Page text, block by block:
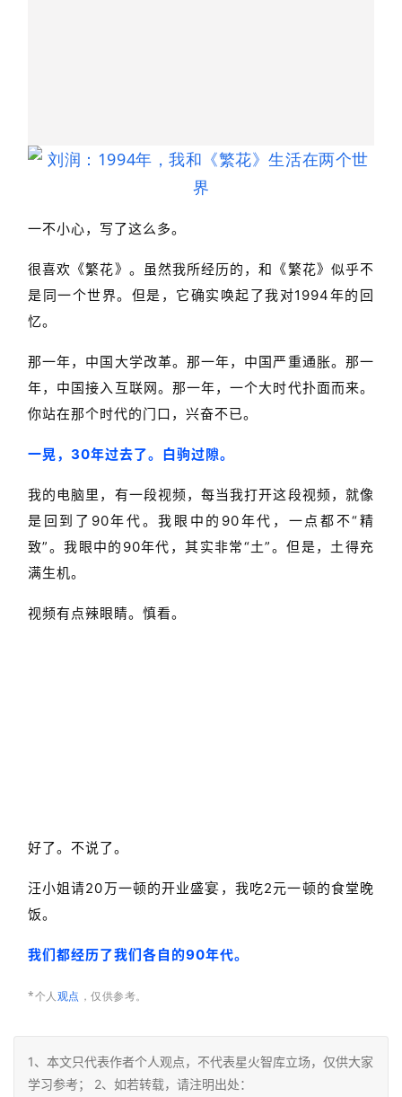
一不小心，写了这么多。
很喜欢《繁花》。虽然我所经历的，和《繁花》似乎不
是同一个世界。但是，它确实唤起了我对1994年的回
忆。
那一年，中国大学改革。那一年，中国严重通胀。那一
年，中国接入互联网。那一年，一个大时代扑面而来。
你站在那个时代的门口，兴奋不已。
一晃，30年过去了。白驹过隙。
我的电脑里，有一段视频，每当我打开这段视频，就像
是回到了90年代。我眼中的90年代，一点都不“精
致”。我眼中的90年代，其实非常“土”。但是，土得充
满生机。
视频有点辣眼睛。慎看。
好了。不说了。
汪小姐请20万一顿的开业盛宴 ，我吃2元一顿的食堂晚
饭。
我们都经历了我们各自的90年代。
*个人观点 ，仅供参考。
1、本文只代表作者个人观点，不代表星火智库立场，仅供大家
学习参考； 2、如若转载，请注明出处：